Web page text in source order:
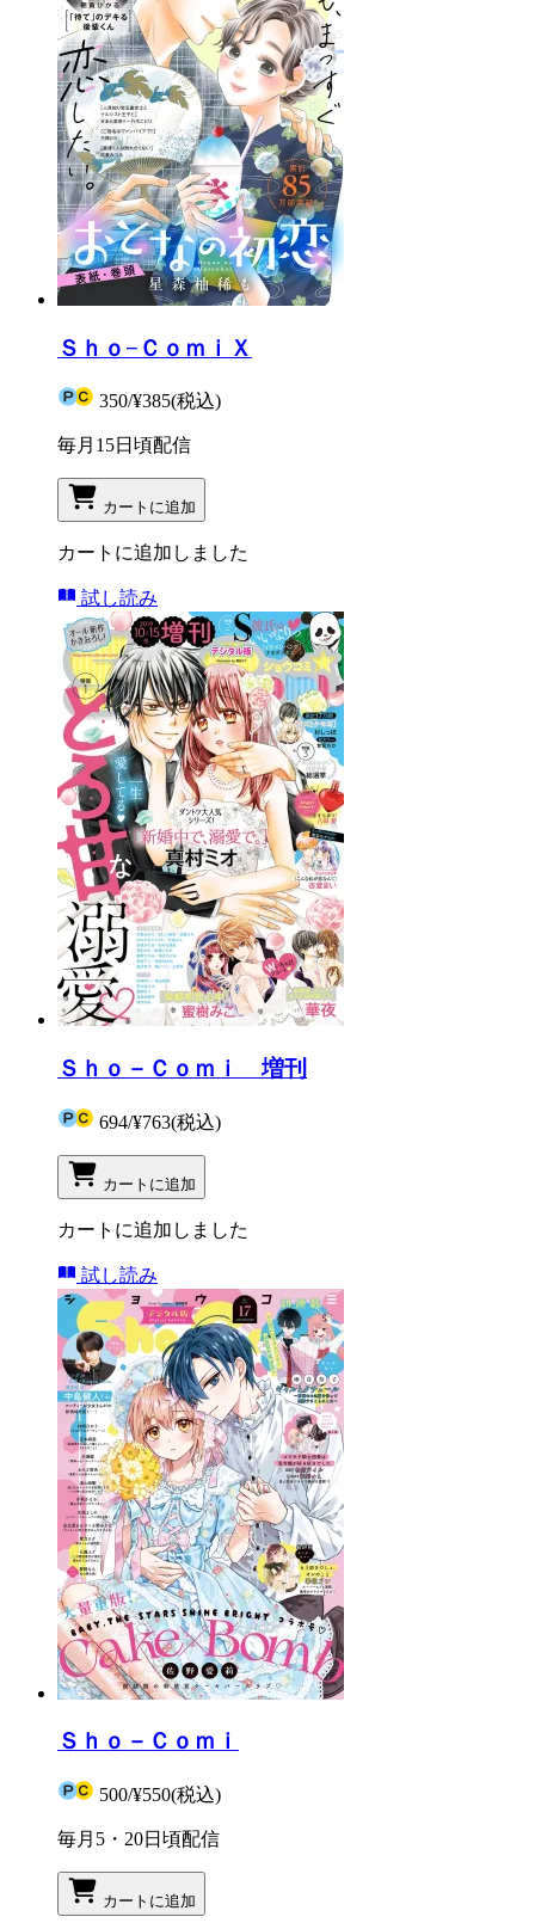
Ｓｈｏ−ＣｏｍｉＸ
350/¥385(税込)
毎月15日頃配信
カートに追加
カートに追加しました
試し読み
Ｓｈｏ－Ｃｏｍｉ 増刊
694/¥763(税込)
カートに追加
カートに追加しました
試し読み
Ｓｈｏ－Ｃｏｍｉ
500/¥550(税込)
毎月5・20日頃配信
カートに追加